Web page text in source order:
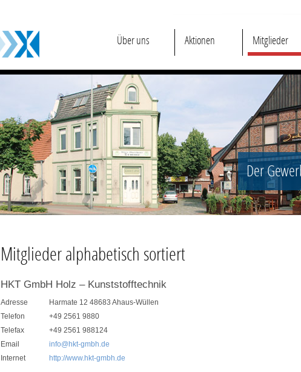
Über uns Aktionen Mitglieder
Der
Mitglieder alphabetisch sortiert
HKT GmbH Holz – Kunststofftechnik
Adresse
Harmate 12 48683 Ahaus-Wüllen
Telefon
+49 2561 9880
Telefax
+49 2561 988124
Email
info@hkt-gmbh.de
Internet
http://www.hkt-gmbh.de